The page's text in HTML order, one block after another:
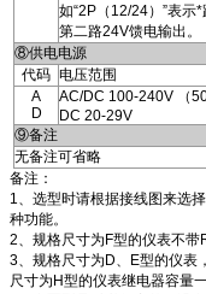
如“2P（12/24）”表示*
第二路24V馈电输出。
⑧供电电源
代码 电压范围
A
D
AC/DC 100-240V （
DC 20-29V
⑨备注
无备注可省略
备注：
1、选型时请根据接线图来选
种功能。
2、规格尺寸为F型的仪表不带
3、规格尺寸为D、E型的仪表
尺寸为H型的仪表继电器容量